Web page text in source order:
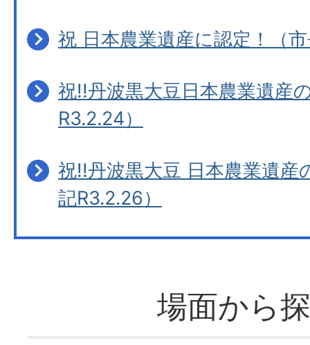
祝 日本農業遺産に認定！（
祝!!丹波黒大豆日本農業遺産
R3.2.24）
祝!!丹波黒大豆 日本農業遺産
記R3.2.26）
場面から